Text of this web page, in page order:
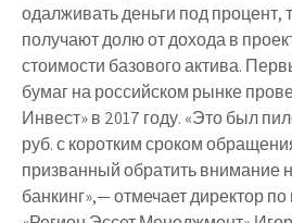
одалживать деньги под процент,
получают долю от дохода в
стоимости базового актива.
бумаг на российском рынке
Инвест» в 2017 году. «Это был
руб. с коротким сроком
призванный обратить внимание
банкинг»,— отмечает директор